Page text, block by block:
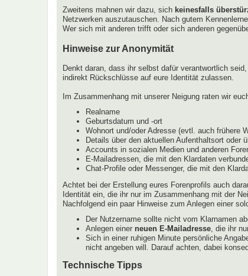
Zweitens mahnen wir dazu, sich keinesfalls
Netzwerken auszutauschen. Nach gutem
Wer sich mit anderen trifft oder sich anderen
Hinweise zur Anonymität
Denkt daran, dass ihr selbst dafür verantwortlich seid,
indirekt Rückschlüsse auf eure Identität zulassen.
Im Zusammenhang mit unserer Neigung raten wir
Realname
Geburtsdatum und -ort
Wohnort und/oder Adresse (evtl. auch frühere
Details über den aktuellen Aufenthaltsort oder
Accounts in sozialen Medien und anderen
E-Mailadressen, die mit den Klardaten
Chat-Profile oder Messenger, die mit den
Achtet bei der Erstellung eures Forenprofils auch
Identität ein, die ihr nur im Zusammenhang mit der
Nachfolgend ein paar Hinweise zum Anlegen einer
Der Nutzername sollte nicht vom Klarnamen
Anlegen einer neuen E-Mailadresse, die ihr
Sich in einer ruhigen Minute persönliche
nicht angeben will. Darauf achten, dabei
Technische Tipps